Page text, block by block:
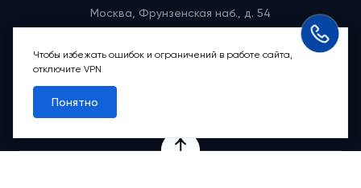
Москва, Фрунзенская наб., д. 54
Пн-вс: 9:00 – 21:00
Чтобы избежать ошибок и ограничений в работе сайта,
отключите VPN
Понятно